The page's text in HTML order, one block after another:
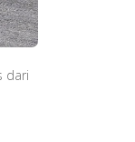
dari